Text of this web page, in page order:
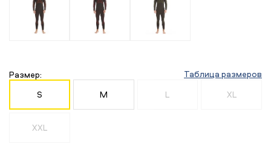
Размер:
Таблица размеров
S
M L XL
XXL